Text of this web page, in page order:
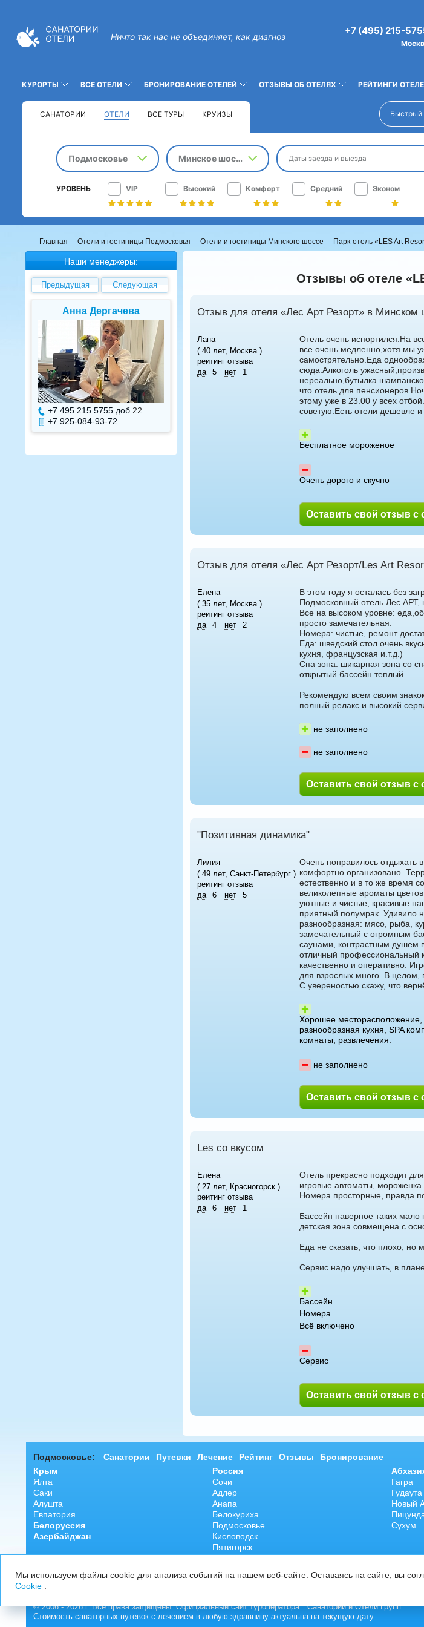
Ничто так нас не объединяет, как диагноз
+7 (495) 215-
КУРОРТЫ ВСЕ ОТЕЛИ БРОНИРОВАНИЕ ОТЕЛЕЙ ОТЗЫВЫ ОБ ОТЕЛЯХ РЕЙТИНГИ
САНАТОРИИ ОТЕЛИ ВСЕ ТУРЫ КРУИЗЫ
Подмосковье Минское шоссе Даты заезда и выезда
УРОВЕНЬ VIP Высокий Комфорт Средний Эконом
Главная Отели и гостиницы Подмосковья Отели и гостиницы Минского шоссе Парк-отель «LES Art
Наши менеджеры:
Предыдущая Следующая
Анна Дергачева
+7 495 215 5755 доб. 22
+7 925-084-93-72
Елена Валуева
7
Светлана
+7 495 215
Отзывы об отеле
Отзыв для отеля «Лес Арт Резорт» в Минском
Лана
( 40 лет, Москва )
реитинг отзыва
да
5 нет 1
Отель очень испортился.На
все очень медленно,хотя мы
самострятельно.Еда
сюда.Алкоголь
нереально,бутылка
что отель для
этому уже в 23.00 у всех
советую.Есть отели дешевле и
Бесплатное мороженое
Очень дорого и скучно
Оставить свой отзыв с
Отзыв для отеля «Лес Арт Резорт/Les Art
Елена
( 35 лет, Москва )
реитинг отзыва
да
4 нет 2
В этом году я осталась без
Подмосковный отель Лес АРТ,
Все на высоком уровне:
просто замечательная.
Номера: чистые, ремонт
Еда: шведский стол очень
кухня, французская и.т.д.)
Спа зона: шикарная зона со
открытый бассейн теплый.
Рекомендую всем своим
полный релакс и высокий
не заполнено
не заполнено
Оставить свой отзыв с
"Позитивная динамика"
Лилия
( 49 лет, Санкт-Петербург )
реитинг отзыва
да
6 нет 5
Очень понравилось отдыхать
комфортно организовано.
естественно и в то же время
великолепные ароматы
уютные и чистые, красивые
приятный полумрак. Удивило
разнообразная: мясо, рыба,
замечательный с огромным
саунами, контрастным душем
отличный профессиональный
качественно и оперативно.
для взрослых много. В целом,
С увереностью скажу, что
Хорошее месторасположение,
разнообразная кухня, SPA
комнаты, развлечения.
не заполнено
Оставить свой отзыв с
Les со вкусом
Елена
( 27 лет, Красногорск )
реитинг отзыва
да
6 нет 1
Отель прекрасно подходит
игровые автоматы, мороженка
Номера просторные, правда
Бассейн наверное таких мало
детская зона совмещена с
Еда не сказать, что плохо,
Сервис надо улучшать, в
Бассейн
Номера
Всё включено
Сервис
Оставить свой отзыв с
Подмосковье: Санатории Путевки Лечение Рейтинг Отзывы
Бронирование
Крым
Ялта
Саки
Алушта
Евпатория
Белоруссия
Азербайджан
Россия
Сочи
Адлер
Анапа
Белокуриха
Подмосковье
Кисловодск
Пятигорск
Ессентуки
Гагра
Гудаута
Новый
Сухум
© 2006 - 2026 г. Все права защищены. Официальный сайт туроператора "Санатории и Отели Групп "
Стоимость санаторных путевок с лечением в любую здравницу актуальна на текущую дату
Мы используем файлы cookie для анализа событий на нашем веб-сайте. Оставаясь на сайте, вы
Cookie